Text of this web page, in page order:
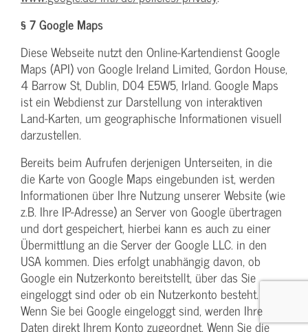
§ 7 Google Maps
Diese Webseite nutzt den Online-Kartendienst Google
Maps (API) von Google Ireland Limited, Gordon House,
4 Barrow St, Dublin, D04 E5W5, Irland. Google Maps
ist ein Webdienst zur Darstellung von interaktiven
Land-Karten, um geographische Informationen visuell
darzustellen.
Bereits beim Aufrufen derjenigen Unterseiten, in die
die Karte von Google Maps eingebunden ist, werden
Informationen über Ihre Nutzung unserer Website (wie
z.B. Ihre IP-Adresse) an Server von Google übertragen
und dort gespeichert, hierbei kann es auch zu einer
Übermittlung an die Server der Google LLC. in den
USA kommen. Dies erfolgt unabhängig davon, ob
Google ein Nutzerkonto bereitstellt, über das Sie
eingeloggt sind oder ob ein Nutzerkonto besteht.
Wenn Sie bei Google eingeloggt sind, werden Ihre
Daten direkt Ihrem Konto zugeordnet. Wenn Sie die